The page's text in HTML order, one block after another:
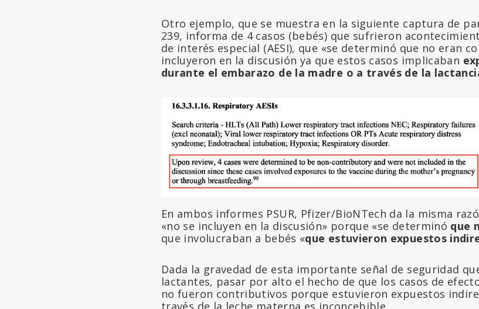
Otro ejemplo, que se muestra en la siguiente captura de
239, informa de 4 casos (bebés) que sufrieron
de interés especial (AESI), que «se determinó que no eran
incluyeron en la discusión ya que estos casos implicaban
durante el embarazo de la madre o a través de la
En ambos informes PSUR, Pfizer/BioNTech da la misma
«no se incluyen en la discusión» porque «se determinó que
que involucraban a bebés «que estuvieron expuestos
Dada la gravedad de esta importante señal de seguridad
lactantes, pasar por alto el hecho de que los casos de
no fueron contributivos porque estuvieron expuestos
través de la leche materna es inconcebible.